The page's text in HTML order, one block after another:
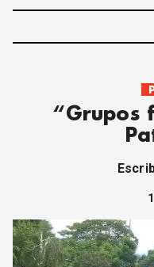
“Grupos